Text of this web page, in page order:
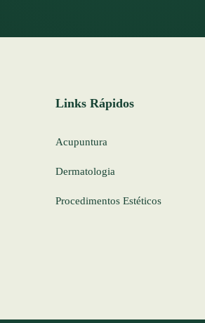
Links Rápidos
Acupuntura
Dermatologia
Procedimentos Estéticos